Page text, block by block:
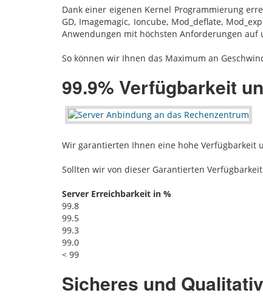
Dank einer eigenen Kernel Programmierung
GD, Imagemagic, Ioncube, Mod_deflate,
Anwendungen mit höchsten Anforderungen
So können wir Ihnen das Maximum an
99.9% Verfügbarkeit
Wir garantierten Ihnen eine hohe Verfügbarkeit
Sollten wir von dieser Garantierten
Server Erreichbarkeit in %
99.8
99.5
99.3
99.0
< 99
Sicheres und